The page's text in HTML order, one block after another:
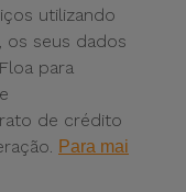
utilizando
seus dados
para
de crédito
Para mai